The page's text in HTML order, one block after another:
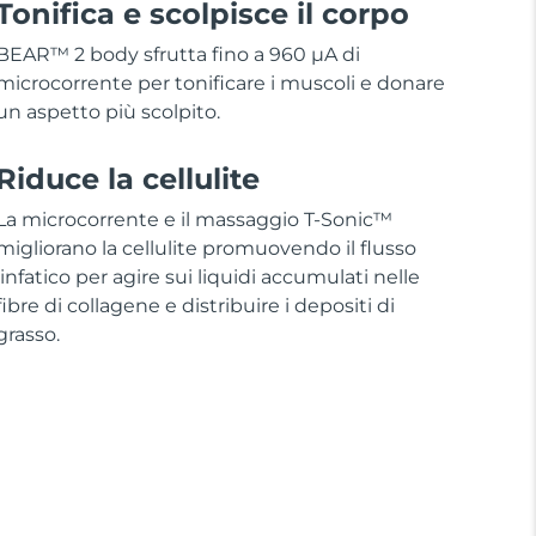
e scolpisce il corpo
2 body sfrutta fino a 960 µA di
per tonificare i muscoli e donare
aspetto più scolpito.
la cellulite
microcorrente e il massaggio T-Sonic™
la cellulite promuovendo il flusso
per agire sui liquidi accumulati nelle
di collagene e distribuire i depositi di